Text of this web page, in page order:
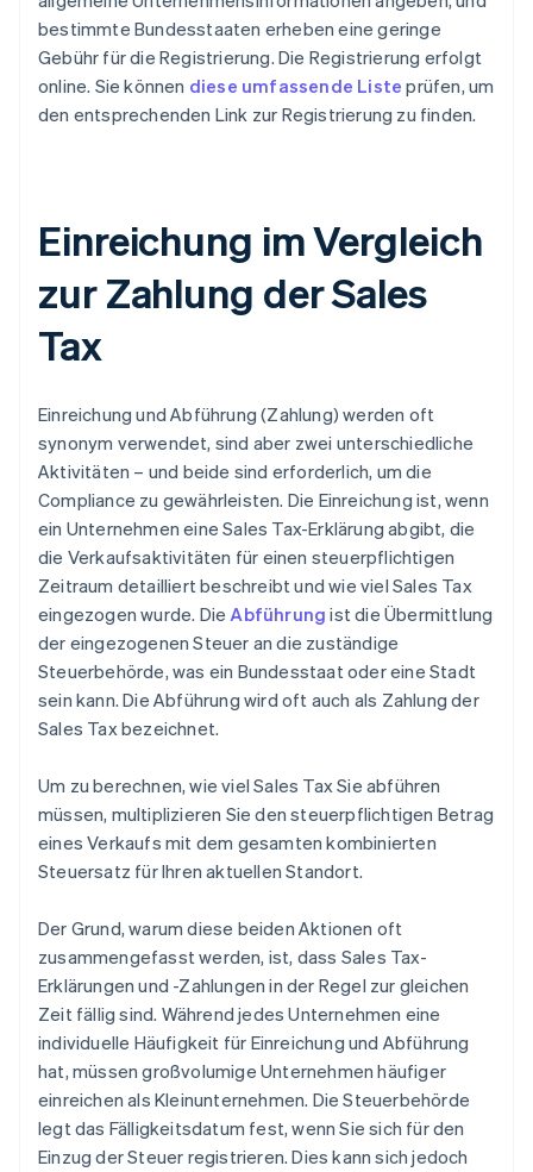
bestimmte Bundesstaaten erheben eine geringe
Gebühr für die Registrierung. Die Registrierung erfolgt
online. Sie können diese umfassende Liste prüfen, um
den entsprechenden Link zur Registrierung zu finden.
Einreichung im Vergleich
zur Zahlung der Sales
Tax
Einreichung und Abführung (Zahlung) werden oft
synonym verwendet, sind aber zwei unterschiedliche
Aktivitäten – und beide sind erforderlich, um die
Compliance zu gewährleisten. Die Einreichung ist, wenn
ein Unternehmen eine Sales Tax-Erklärung abgibt, die
die Verkaufsaktivitäten für einen steuerpflichtigen
Zeitraum detailliert beschreibt und wie viel Sales Tax
eingezogen wurde. DieAbführung ist die Übermittlung
der eingezogenen Steuer an die zuständige
Steuerbehörde, was ein Bundesstaat oder eine Stadt
sein kann. Die Abführung wird oft auch als Zahlung der
Sales Tax bezeichnet.
Um zu berechnen, wie viel Sales Tax Sie abführen
müssen, multiplizieren Sie den steuerpflichtigen Betrag
eines Verkaufs mit dem gesamten kombinierten
Steuersatz für Ihren aktuellen Standort.
Der Grund, warum diese beiden Aktionen oft
zusammengefasst werden, ist, dass Sales Tax-
Erklärungen und -Zahlungen in der Regel zur gleichen
Zeit fällig sind. Während jedes Unternehmen eine
individuelle Häufigkeit für Einreichung und Abführung
hat, müssen großvolumige Unternehmen häufiger
einreichen als Kleinunternehmen. Die Steuerbehörde
legt das Fälligkeitsdatum fest, wenn Sie sich für den
Einzug der Steuer registrieren. Dies kann sich jedoch